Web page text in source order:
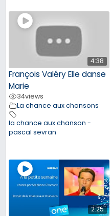
4:38
François Valéry Elle danse
Marie
34views
La chance aux chansons
la chance aux chanson -
pascal sevran
2:25